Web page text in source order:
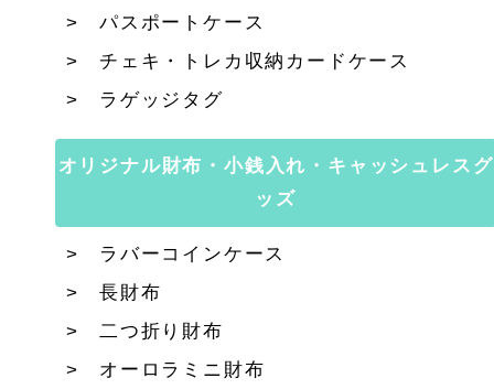
パスポートケース
チェキ・トレカ収納カードケース
ラゲッジタグ
オリジナル財布・小銭入れ・キャッシュレスグ
ッズ
ラバーコインケース
長財布
二つ折り財布
オーロラミニ財布